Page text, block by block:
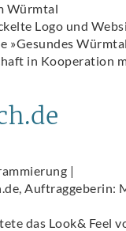
Würmtal
Logo und
»Gesundes
in Kooperation
|
Auftraggeberin:
das Look& Feel